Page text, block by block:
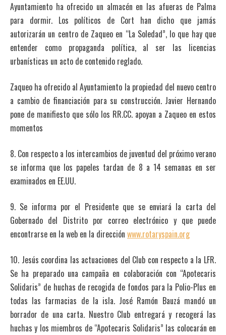
Ayuntamiento ha ofrecido un almacén en las afueras de Palma
para dormir. Los políticos de Cort han dicho que jamás
autorizarán un centro de Zaqueo en “La Soledad”, lo que hay que
entender como propaganda política, al ser las licencias
urbanísticas un acto de contenido reglado.
Zaqueo ha ofrecido al Ayuntamiento la propiedad del nuevo centro
a cambio de financiación para su construcción. Javier Hernando
pone de manifiesto que sólo los RR.CC. apoyan a Zaqueo en estos
momentos
8. Con respecto a los intercambios de juventud del próximo verano
se informa que los papeles tardan de 8 a 14 semanas en ser
examinados en EE.UU.
9. Se informa por el Presidente que se enviará la carta del
Gobernado del Distrito por correo electrónico y que puede
encontrarse en la web en la dirección www.rotaryspain.org
10. Jesús coordina las actuaciones del Club con respecto a la LFR.
Se ha preparado una campaña en colaboración con “Apotecaris
Solidaris” de huchas de recogida de fondos para la Polio-Plus en
todas las farmacias de la isla. José Ramón Bauzá mandó un
borrador de una carta. Nuestro Club entregará y recogerá las
huchas y los miembros de “Apotecaris Solidaris” las colocarán en